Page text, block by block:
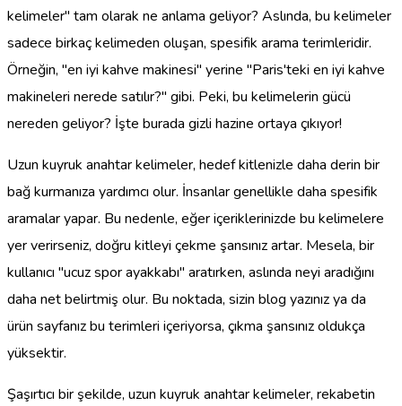
kelimeler" tam olarak ne anlama geliyor? Aslında, bu kelimeler
sadece birkaç kelimeden oluşan, spesifik arama terimleridir.
Örneğin, "en iyi kahve makinesi" yerine "Paris'teki en iyi kahve
makineleri nerede satılır?" gibi. Peki, bu kelimelerin gücü
nereden geliyor? İşte burada gizli hazine ortaya çıkıyor!
Uzun kuyruk anahtar kelimeler, hedef kitlenizle daha derin bir
bağ kurmanıza yardımcı olur. İnsanlar genellikle daha spesifik
aramalar yapar. Bu nedenle, eğer içeriklerinizde bu kelimelere
yer verirseniz, doğru kitleyi çekme şansınız artar. Mesela, bir
kullanıcı "ucuz spor ayakkabı" aratırken, aslında neyi aradığını
daha net belirtmiş olur. Bu noktada, sizin blog yazınız ya da
ürün sayfanız bu terimleri içeriyorsa, çıkma şansınız oldukça
yüksektir.
Şaşırtıcı bir şekilde, uzun kuyruk anahtar kelimeler, rekabetin